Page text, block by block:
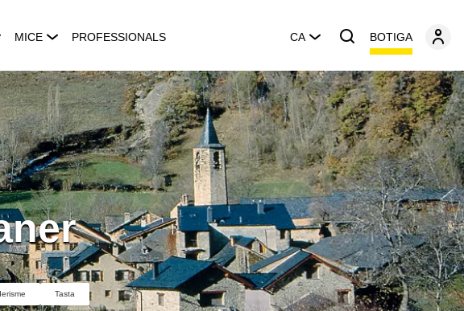
MICE PROFESSIONALS CA BOTIGA
Tasta